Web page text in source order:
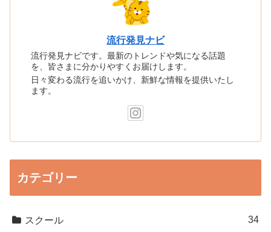
流行発見ナビ
流行発見ナビです。最新のトレンドや気になる話題
を、皆さまに分かりやすくお届けします。
日々変わる流行を追いかけ、新鮮な情報を提供いたし
ます。
カテゴリー
スクール 34